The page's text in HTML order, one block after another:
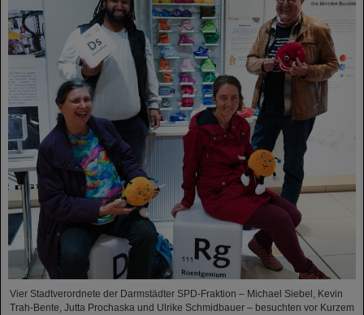
Vier Stadtverordnete der Darmstädter SPD-Fraktion – Michael Siebel, Kevin
Trah-Bente, Jutta Prochaska und Ulrike Schmidbauer – besuchten vor Kurzem